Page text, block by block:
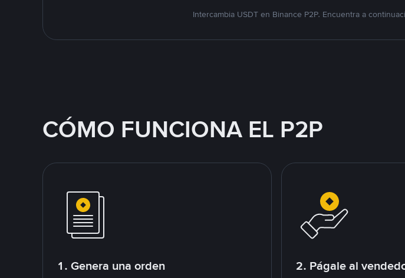
Intercambia USDT en Binance P2P. Encuentra a
CÓMO FUNCIONA EL P2P
1. Genera una orden 2. Págale al